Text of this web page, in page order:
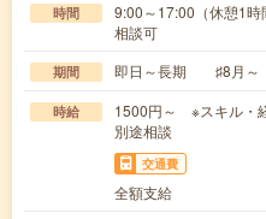
時間
9:00～17:00（休憩1
相談可
期間 即日～長期 ♯8月～
時給
1500円～ ※スキル・
別途相談
交通費
全額支給